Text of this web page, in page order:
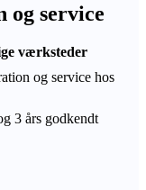
og service
værksteder
og service hos
3 års godkendt